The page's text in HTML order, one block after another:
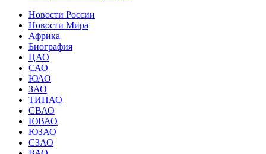
Новости России
Новости Мира
Африка
Биография
ЦАО
САО
ЮАО
ЗАО
ТИНАО
СВАО
ЮВАО
ЮЗАО
СЗАО